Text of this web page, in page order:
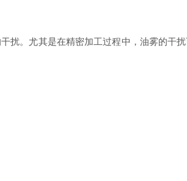
。尤其是在精密加工过程中，油雾的干